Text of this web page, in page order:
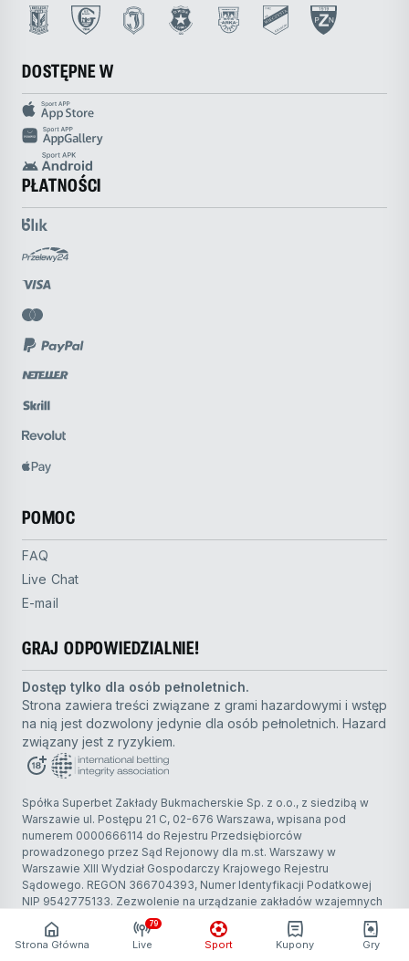
Strona Główna Live
79
Sport Kupony Gry
DOSTĘPNE W
PŁATNOŚCI
POMOC
FAQ
Live Chat
E-mail
GRAJ ODPOWIEDZIALNIE!
Dostęp tylko dla osób pełnoletnich.
Strona zawiera treści związane z grami hazardowymi i wstęp
na nią jest dozwolony jedynie dla osób pełnoletnich. Hazard
związany jest z ryzykiem.
Spółka Superbet Zakłady Bukmacherskie Sp. z o.o., z siedzibą w
Warszawie ul. Postępu 21 C, 02-676 Warszawa, wpisana pod
numerem 0000666114 do Rejestru Przedsiębiorców
prowadzonego przez Sąd Rejonowy dla m.st. Warszawy w
Warszawie XIII Wydział Gospodarczy Krajowego Rejestru
Sądowego. REGON 366704393, Numer Identyfikacji Podatkowej
NIP 9542775133. Zezwolenie na urządzanie zakładów wzajemnych
– decyzja Ministra nr. PS4.6831.5.2019, przedłużona decyzją Ministra
Finansów z dnia 17 kwietnia 2025r. nr DRG2.6831.1.2024 na kolejne
sześć lat, liczonych od dnia następującego po wygaśnięciu